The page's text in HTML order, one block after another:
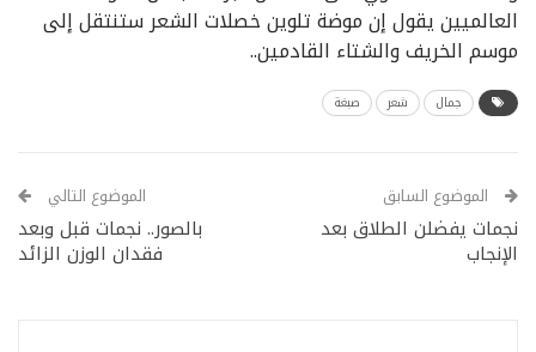
العالميين يقول إن موضة تلوين خصلات الشعر ستنتقل إلى
موسم الخريف والشتاء القادمين..
جمال شعر صبغة
الموضوع السابق
نجمات يفضلن الطلاق بعد
الإنجاب
الموضوع التالي
بالصور.. نجمات قبل وبعد
فقدان الوزن الزائد